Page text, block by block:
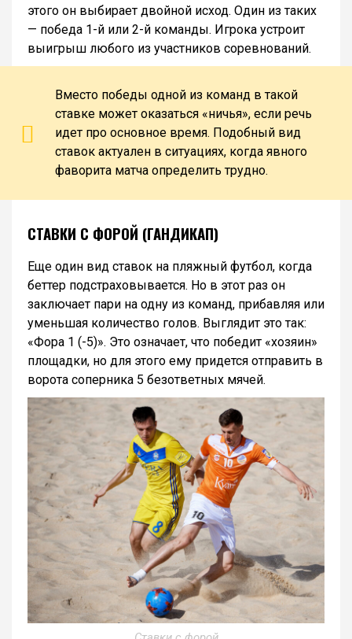
этого он выбирает двойной исход. Один из таких
— победа 1-й или 2-й команды. Игрока устроит
выигрыш любого из участников соревнований.
Вместо победы одной из команд в такой
ставке может оказаться «ничья», если речь
идет про основное время. Подобный вид
ставок актуален в ситуациях, когда явного
фаворита матча определить трудно.
СТАВКИ С ФОРОЙ (ГАНДИКАП)
Еще один вид ставок на пляжный футбол, когда
беттер подстраховывается. Но в этот раз он
заключает пари на одну из команд, прибавляя или
уменьшая количество голов. Выглядит это так:
«Фора 1 (-5)». Это означает, что победит «хозяин»
площадки, но для этого ему придется отправить в
ворота соперника 5 безответных мячей.